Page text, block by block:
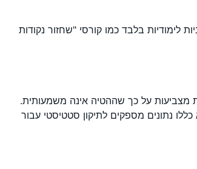
לימודיות בלבד כמו קורסי "שחזור נקודות
מצביעות על כך שההטיה אינה משמעותית.
נתונים מספקים לתיקון סטטיסטי עבור